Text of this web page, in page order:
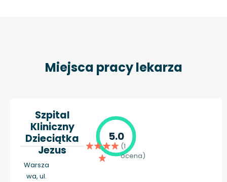
Miejsca pracy lekarza
Szpital
Kliniczny
Dzieciątka
Jezus
Warsza
wa, ul.
5.0
(1
ocena)